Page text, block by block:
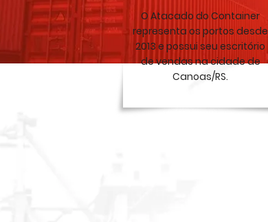
O Atacado do Container
representa os portos desde
2013 e possui seu escritório
de vendas na cidade de
Canoas/RS.